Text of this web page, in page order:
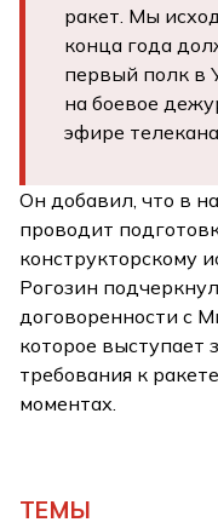
ракет. Мы
конца года
первый полк в
на боевое
эфире
Он добавил, что в
проводит
конструкторскому
Рогозин
договоренности с
которое выступает
требования к
моментах.
ТЕМЫ